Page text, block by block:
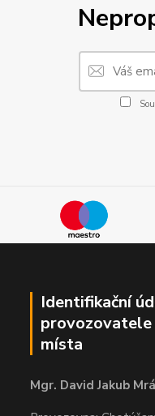
Identifikační
místa
Mgr. David Jakub